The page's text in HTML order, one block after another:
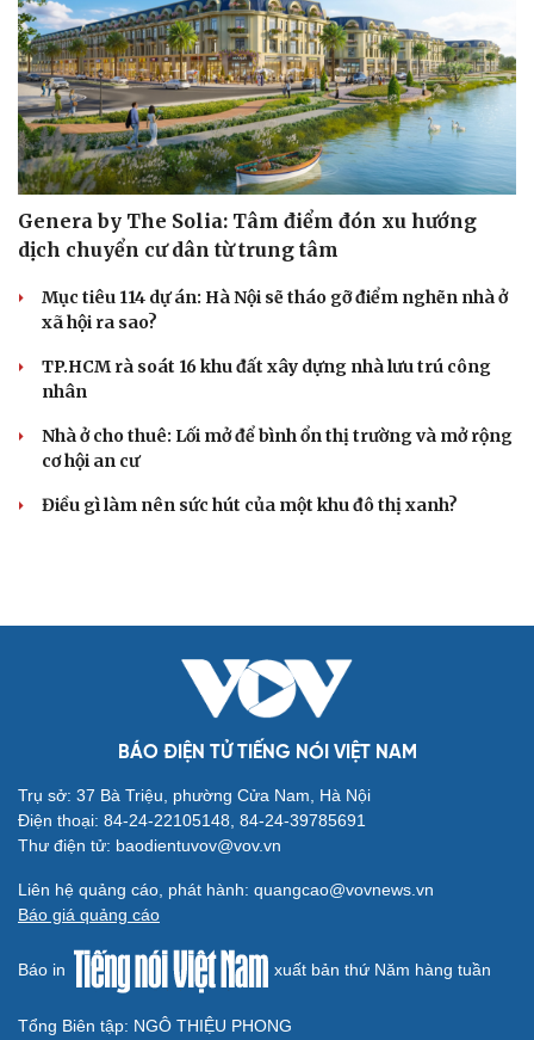
Genera by The Solia: Tâm điểm đón xu hướng
dịch chuyển cư dân từ trung tâm
Mục tiêu 114 dự án: Hà Nội sẽ tháo gỡ điểm nghẽn nhà ở
xã hội ra sao?
TP.HCM rà soát 16 khu đất xây dựng nhà lưu trú công
nhân
Nhà ở cho thuê: Lối mở để bình ổn thị trường và mở rộng
cơ hội an cư
Điều gì làm nên sức hút của một khu đô thị xanh?
BÁO ĐIỆN TỬ TIẾNG NÓI VIỆT NAM
Trụ sở: 37 Bà Triệu, phường Cửa Nam, Hà Nội
Điện thoại: 84-24-22105148, 84-24-39785691
Thư điện tử: baodientuvov@vov.vn
Liên hệ quảng cáo, phát hành: quangcao@vovnews.vn
Báo giá quảng cáo
Báo in xuất bản thứ Năm hàng tuần
Tổng Biên tập: NGÔ THIỆU PHONG